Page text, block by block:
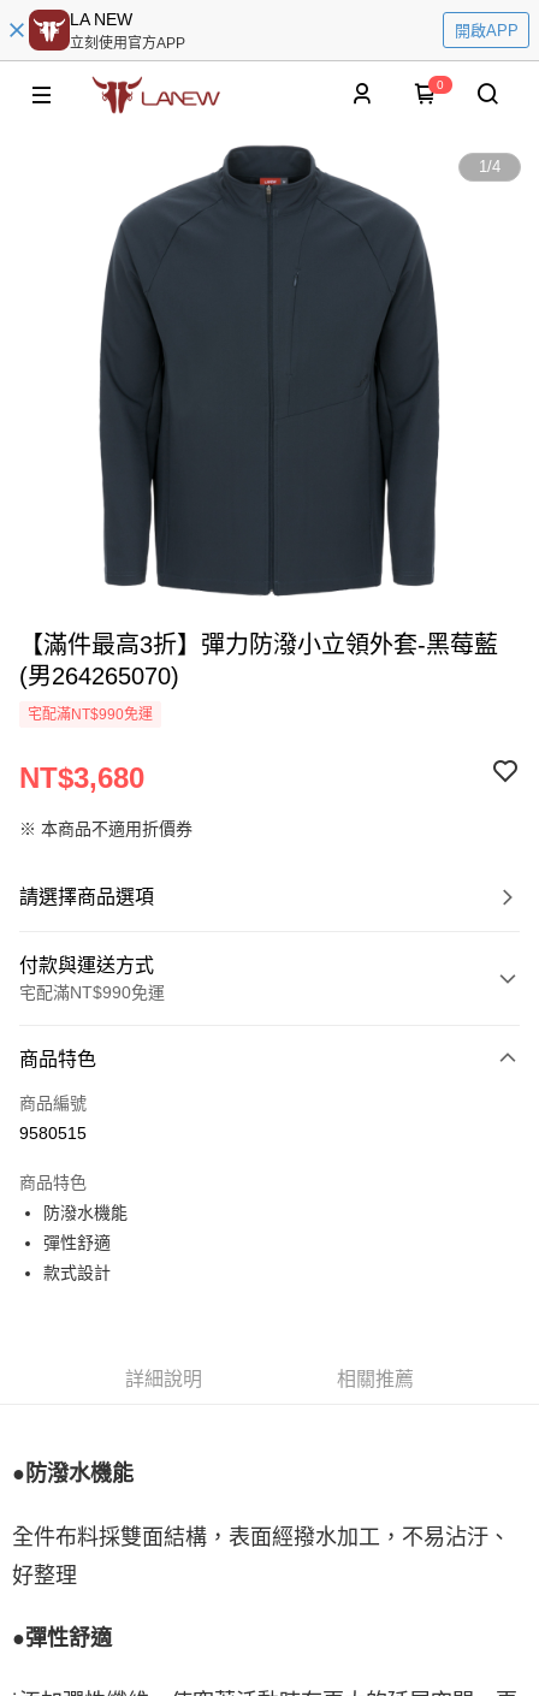
LA NEW
立刻使用官方APP
開啟APP
0
1/4
【滿件最高3折】彈力防潑小立領外套-黑莓藍
(男264265070)
宅配滿NT$990免運
NT$3,680
※ 本商品不適用折價券
請選擇商品選項
付款與運送方式
宅配滿NT$990免運
信用卡一次付款
LINE Pay
悠遊付
Google Pay
每筆NT$80，滿NT$990(含以上)免運費
每筆NT$80，滿NT$699(含以上)免運費
商品特色
商品編號
9580515
商品特色
防潑水機能
彈性舒適
款式設計
詳細說明 相關推薦
●防潑水機能
全件布料採雙面結構，表面經撥水加工，不易沾汙、
好整理
●彈性舒適